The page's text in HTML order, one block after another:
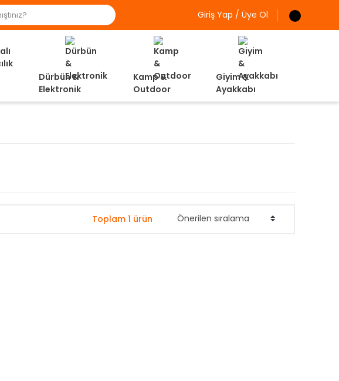
Giriş Yap / Üye Ol
Dürbün &
Elektronik
Kamp &
Outdoor
Giyim &
Ayakkabı
Toplam 1 ürün